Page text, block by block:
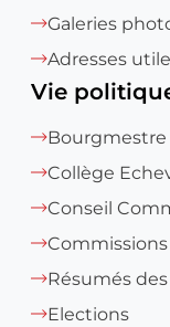
Galeries
Adresses
Vie
Bourgmestre
Collège
Conseil
Résumés
Elections